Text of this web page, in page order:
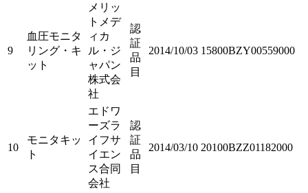
9
血圧モニタ
リング・キ
ット
メリッ
トメデ
ィカ
ル・ジ
ャパン
株式会
社
認
証
品
目
2014/10/03 15800BZY00559000
10
モニタキッ
ト
エドワ
ーズラ
イフサ
イエン
ス合同
会社
認
証
品
目
2014/03/10 20100BZZ01182000